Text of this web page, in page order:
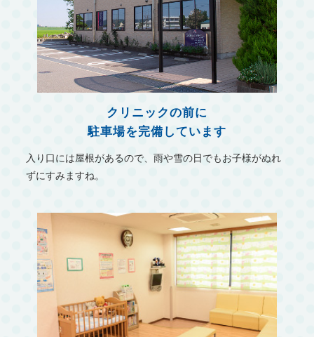
クリニックの前に
駐車場を完備しています
入り口には屋根があるので、雨や雪の日でもお子様がぬれ
ずにすみますね。